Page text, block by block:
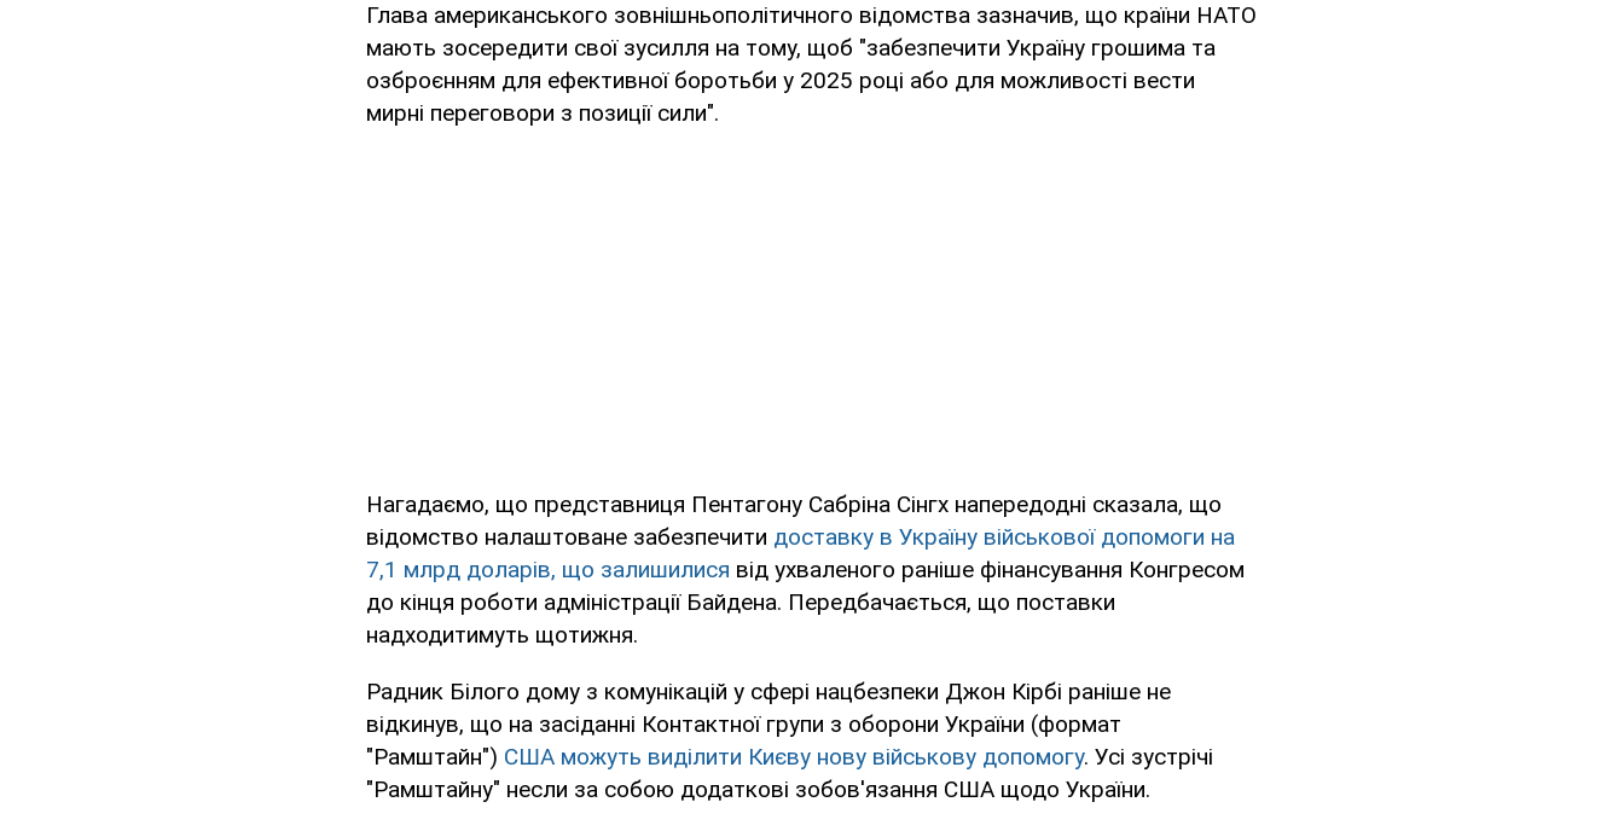
Глава американського зовнішньополітичного відомства зазначив, що країни НАТО
мають зосередити свої зусилля на тому, щоб "забезпечити Україну грошима та
озброєнням для ефективної боротьби у 2025 році або для можливості вести
мирні переговори з позиції сили".
Нагадаємо, що представниця Пентагону Сабріна Сінгх напередодні сказала, що
відомство налаштоване забезпечити доставку в Україну військової допомоги на
7,1 млрд доларів, що залишилися від ухваленого раніше фінансування Конгресом
до кінця роботи адміністрації Байдена. Передбачається, що поставки
надходитимуть щотижня.
Радник Білого дому з комунікацій у сфері нацбезпеки Джон Кірбі раніше не
відкинув, що на засіданні Контактної групи з оборони України (формат
"Рамштайн") США можуть виділити Києву нову військову допомогу. Усі зустрічі
"Рамштайну" несли за собою додаткові зобов'язання США щодо України.